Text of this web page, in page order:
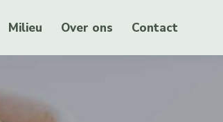
Milieu Over ons Contact